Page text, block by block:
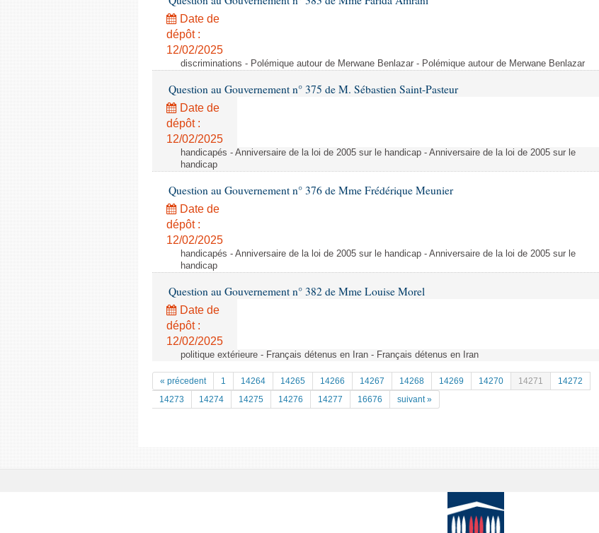
Date de
dépôt :
12/02/2025
discriminations - Polémique autour de Merwane Benlazar - Polémique autour de Merwane Benlazar
Question au Gouvernement n° 375 de M. Sébastien Saint-Pasteur
Date de
dépôt :
12/02/2025
handicapés - Anniversaire de la loi de 2005 sur le handicap - Anniversaire de la loi de 2005 sur le
handicap
Question au Gouvernement n° 376 de Mme Frédérique Meunier
Date de
dépôt :
12/02/2025
handicapés - Anniversaire de la loi de 2005 sur le handicap - Anniversaire de la loi de 2005 sur le
handicap
Question au Gouvernement n° 382 de Mme Louise Morel
Date de
dépôt :
12/02/2025
politique extérieure - Français détenus en Iran - Français détenus en Iran
« précedent 1 14264 14265 14266 14267 14268 14269 14270 14271
14272
14273
14274 14275 14276 14277 16676 suivant »